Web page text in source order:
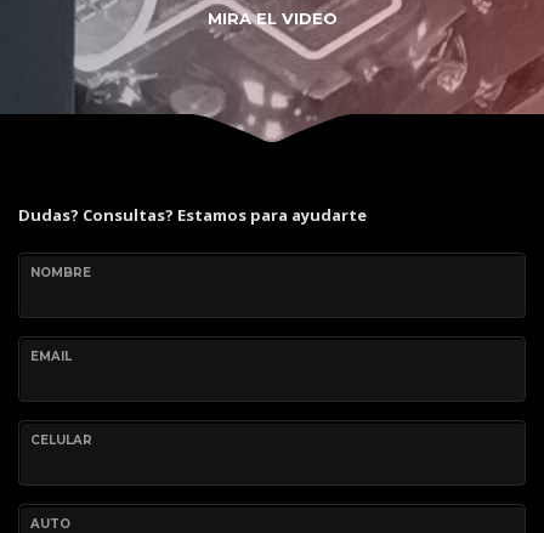
MIRA EL VIDEO
Dudas? Consultas? Estamos para ayudarte
NOMBRE
EMAIL
CELULAR
AUTO